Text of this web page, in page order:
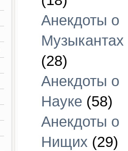
Анекдоты о
Музыкантах
(28)
Анекдоты о
Науке (58)
Анекдоты о
Нищих (29)